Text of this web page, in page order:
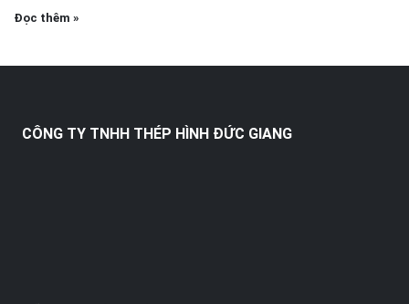
Đọc thêm »
CÔNG TY TNHH THÉP HÌNH ĐỨC GIANG